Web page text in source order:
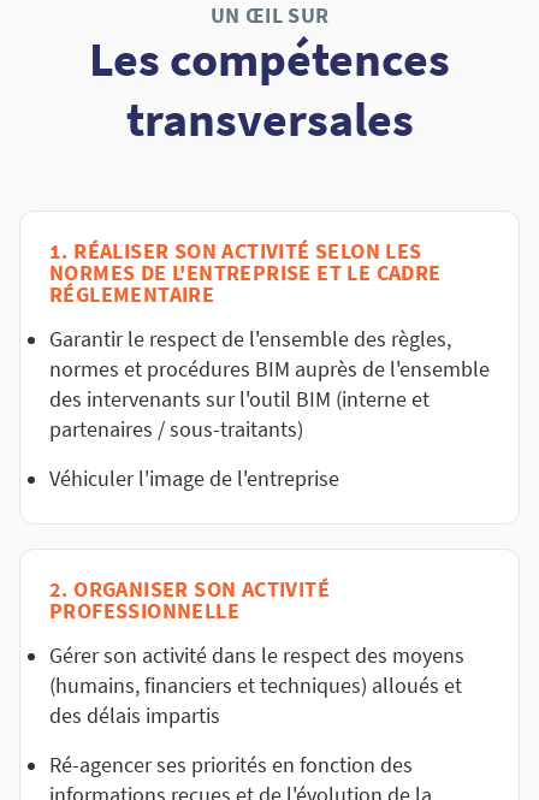
UN ŒIL SUR
Les compétences
transversales
1. RÉALISER SON ACTIVITÉ SELON LES
NORMES DE L'ENTREPRISE ET LE CADRE
RÉGLEMENTAIRE
Garantir le respect de l'ensemble des règles,
normes et procédures BIM auprès de l'ensemble
des intervenants sur l'outil BIM (interne et
partenaires / sous-traitants)
Véhiculer l'image de l'entreprise
2. ORGANISER SON ACTIVITÉ
PROFESSIONNELLE
Gérer son activité dans le respect des moyens
(humains, financiers et techniques) alloués et
des délais impartis
Ré-agencer ses priorités en fonction des